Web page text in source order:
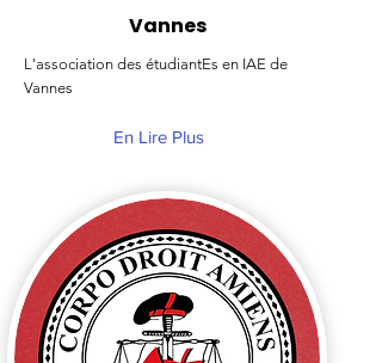
Vannes
L'association des étudiantEs en IAE de
Vannes
En Lire Plus